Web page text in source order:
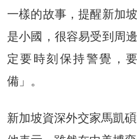
一樣的故事，提醒新加
是小國，很容易受到周
定要時刻保持警覺，
備」。
新加坡資深外交家馬凱